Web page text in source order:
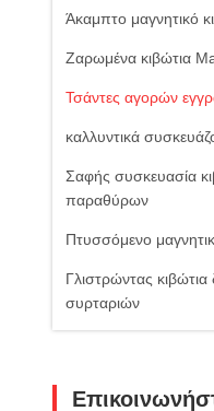
Άκαμπτο μαγνητικό
Ζαρωμένα κιβώτια
Τσάντες αγορών
καλλυντικά
Σαφής συσκευασία
παραθύρων
Πτυσσόμενο
Γλιστρώντας
συρταριών